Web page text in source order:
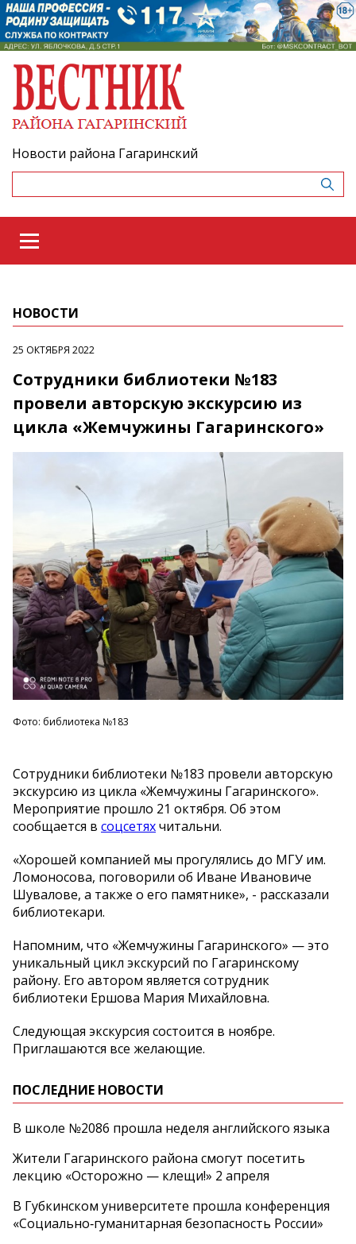
Новости района Гагаринский
НОВОСТИ
25 ОКТЯБРЯ 2022
Сотрудники библиотеки №183
провели авторскую экскурсию из
цикла «Жемчужины Гагаринского»
Фото: библиотека №183
Сотрудники библиотеки №183 провели авторскую
экскурсию из цикла «Жемчужины Гагаринского».
Мероприятие прошло 21 октября. Об этом
сообщается в соцсетяхчитальни.
«Хорошей компанией мы прогулялись до МГУ им.
Ломоносова, поговорили об Иване Ивановиче
Шувалове, а также о его памятнике», - рассказали
библиотекари.
Напомним, что «Жемчужины Гагаринского» — это
уникальный цикл экскурсий по Гагаринскому
району. Его автором является сотрудник
библиотеки Ершова Мария Михайловна.
Следующая экскурсия состоится в ноябре.
Приглашаются все желающие.
ПОСЛЕДНИЕ НОВОСТИ
В школе №2086 прошла неделя английского языка
Жители Гагаринского района смогут посетить
лекцию «Осторожно — клещи!» 2 апреля
В Губкинском университете прошла конференция
«Социально‑гуманитарная безопасность России»